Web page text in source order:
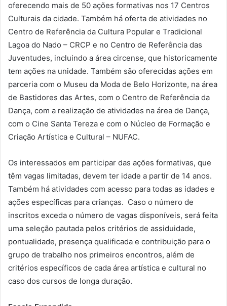
oferecendo mais de 50 ações formativas nos 17 Centros
Culturais da cidade. Também há oferta de atividades no
Centro de Referência da Cultura Popular e Tradicional
Lagoa do Nado – CRCP e no Centro de Referência das
Juventudes, incluindo a área circense, que historicamente
tem ações na unidade. Também são oferecidas ações em
parceria com o Museu da Moda de Belo Horizonte, na área
de Bastidores das Artes, com o Centro de Referência da
Dança, com a realização de atividades na área de Dança,
com o Cine Santa Tereza e com o Núcleo de Formação e
Criação Artística e Cultural – NUFAC.
Os interessados em participar das ações formativas, que
têm vagas limitadas, devem ter idade a partir de 14 anos.
Também há atividades com acesso para todas as idades e
ações específicas para crianças. Caso o número de
inscritos exceda o número de vagas disponíveis, será feita
uma seleção pautada pelos critérios de assiduidade,
pontualidade, presença qualificada e contribuição para o
grupo de trabalho nos primeiros encontros, além de
critérios específicos de cada área artística e cultural no
caso dos cursos de longa duração.